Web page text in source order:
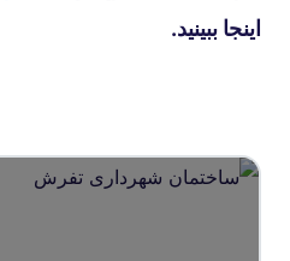
اینجا ببینید.